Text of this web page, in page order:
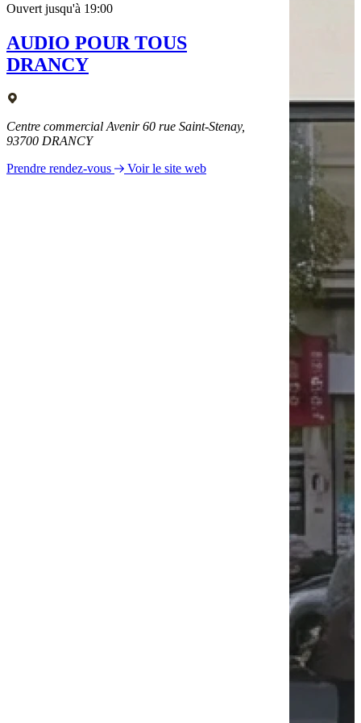
Ouvert jusqu'à 19:00
AUDIO POUR TOUS
DRANCY
Centre commercial Avenir 60 rue Saint-Stenay,
93700 DRANCY
Prendre rendez-vous
Voir le site web